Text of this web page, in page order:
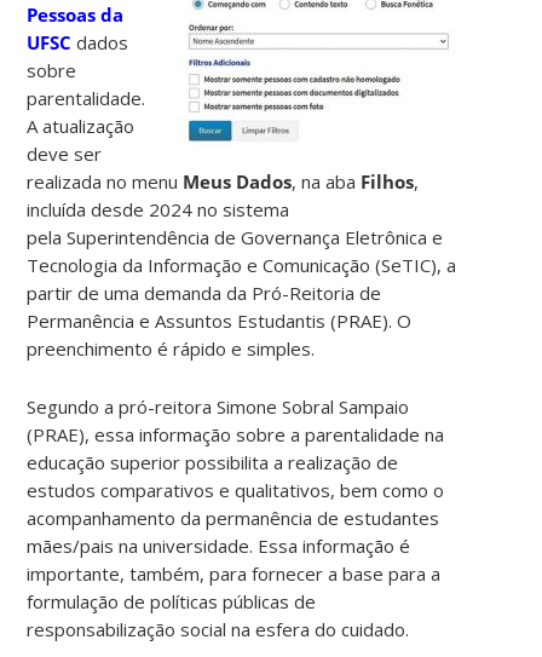
Pessoas da
UFSC dados
sobre
parentalidade.
A atualização
deve ser
realizada no menu Meus Dados, na aba Filhos,
incluída desde 2024 no sistema
pela Superintendência de Governança Eletrônica e
Tecnologia da Informação e Comunicação (SeTIC), a
partir de uma demanda da Pró-Reitoria de
Permanência e Assuntos Estudantis (PRAE). O
preenchimento é rápido e simples.
Segundo a pró-reitora Simone Sobral Sampaio
(PRAE), essa informação sobre a parentalidade na
educação superior possibilita a realização de
estudos comparativos e qualitativos, bem como o
acompanhamento da permanência de estudantes
mães/pais na universidade. Essa informação é
importante, também, para fornecer a base para a
formulação de políticas públicas de
responsabilização social na esfera do cuidado.